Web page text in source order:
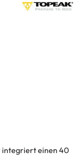
integriert einen 40